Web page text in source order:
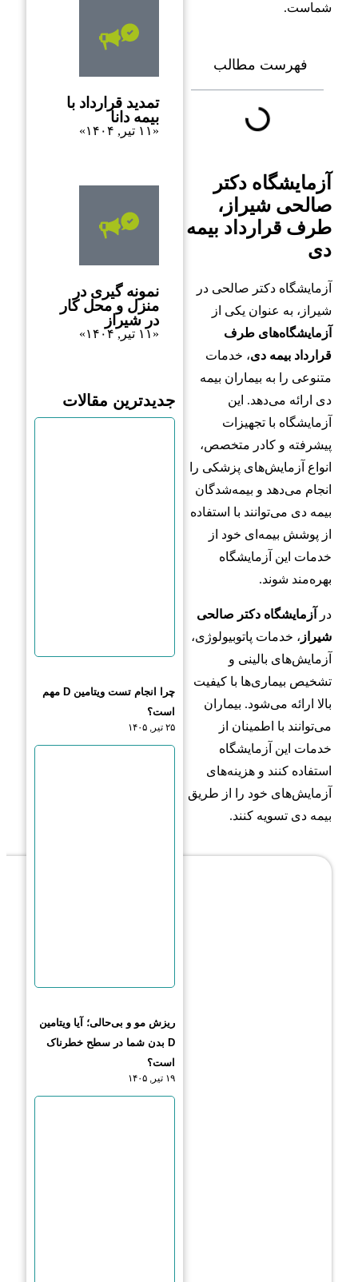
شماست.
فهرست مطالب
آزمایشگاه دکتر
صالحی شیراز،
طرف قرارداد بیمه
دی
آزمایشگاه دکتر صالحی در
شیراز، به عنوان یکی از
آزمایشگاه‌های طرف
قرارداد بیمه دی، خدمات
متنوعی را به بیماران بیمه
دی ارائه می‌دهد. این
آزمایشگاه با تجهیزات
پیشرفته و کادر متخصص،
انواع آزمایش‌های پزشکی را
انجام می‌دهد و بیمه‌شدگان
بیمه دی می‌توانند با استفاده
از پوشش بیمه‌ای خود از
خدمات این آزمایشگاه
بهره‌مند شوند.
در
آزمایشگاه دکتر صالحی
شیراز ، خدمات پاتوبیولوژی،
آزمایش‌های بالینی و
تشخیص بیماری‌ها با کیفیت
بالا ارائه می‌شود. بیماران
می‌توانند با اطمینان از
خدمات این آزمایشگاه
استفاده کنند و هزینه‌های
آزمایش‌های خود را از طریق
بیمه دی تسویه کنند.
تمدید قرارداد با
بیمه دانا
«۱۱ تیر, ۱۴۰۴»
نمونه گیری در
منزل و محل کار
در شیراز
«۱۱ تیر, ۱۴۰۴»
جدیدترین مقالات
چرا انجام تست ویتامین D مهم
است؟
۲۵ تیر, ۱۴۰۵
ریزش مو و بی‌حالی؛ آیا ویتامین
D بدن شما در سطح خطرناک
است؟
۱۹ تیر, ۱۴۰۵